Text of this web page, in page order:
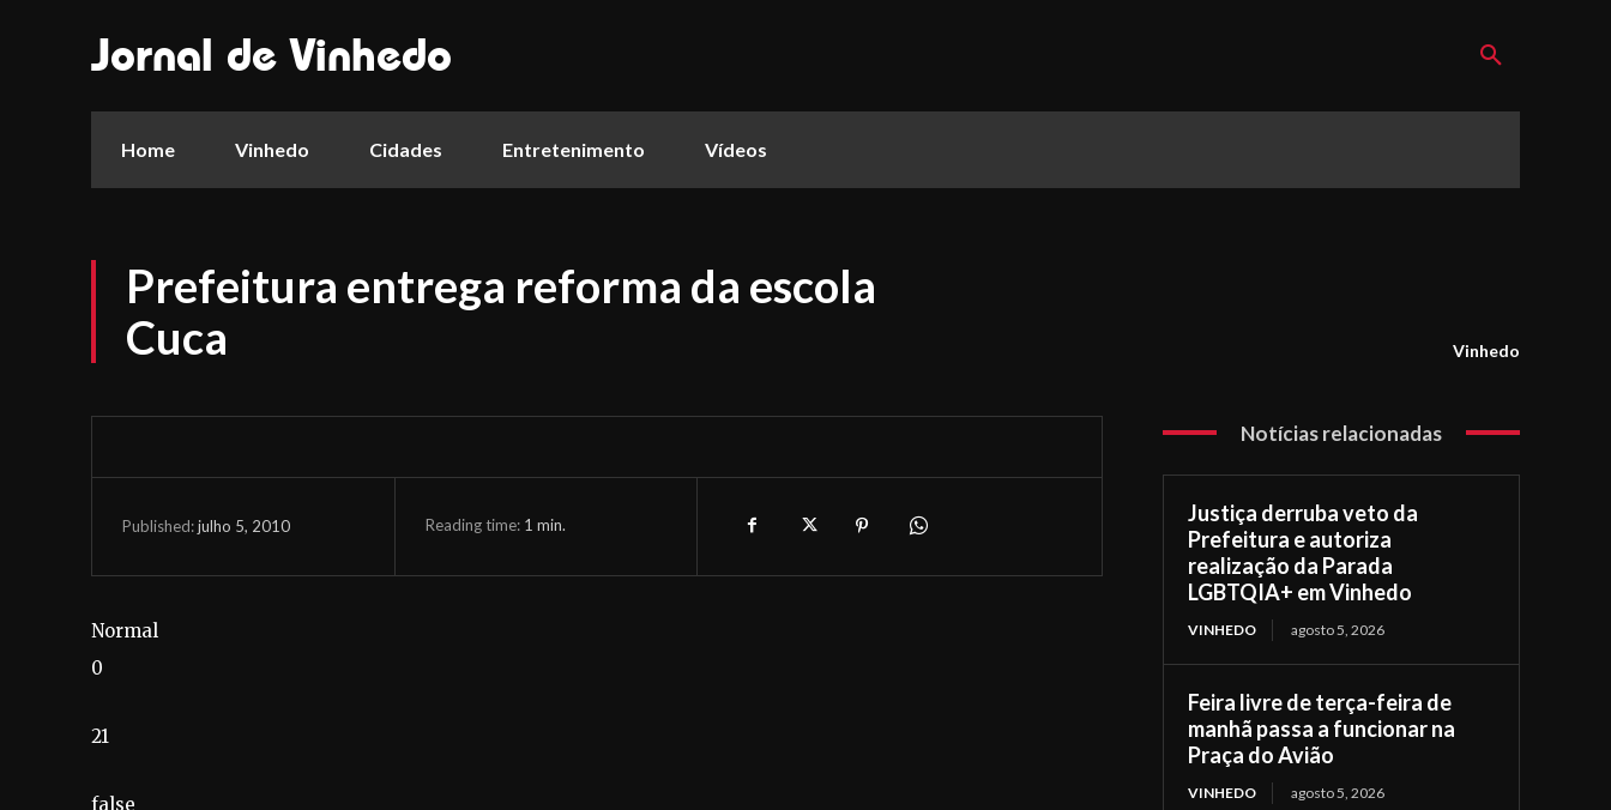
Jornal de Vinhedo
Home Vinhedo Cidades Entretenimento Vídeos
Prefeitura entrega reforma da escola
Cuca
Vinhedo
Published:julho 5, 2010 Reading time: 1 min.
Normal
0
21
false
Notícias relacionadas
Justiça derruba veto da
Prefeitura e autoriza
realização da Parada
LGBTQIA+ em Vinhedo
VINHEDO agosto 5, 2026
Feira livre de terça-feira de
manhã passa a funcionar na
Praça do Avião
VINHEDO agosto 5, 2026